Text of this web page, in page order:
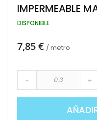
Saltar
al
comienzo
galería
IMPERMEABLE
DISPONIBLE
7,85 € / metro
- +